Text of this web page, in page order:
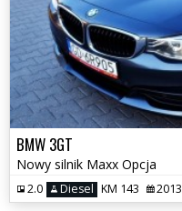
BMW 3GT
Nowy silnik Maxx Opcja
2.0 Diesel KM 143 2013